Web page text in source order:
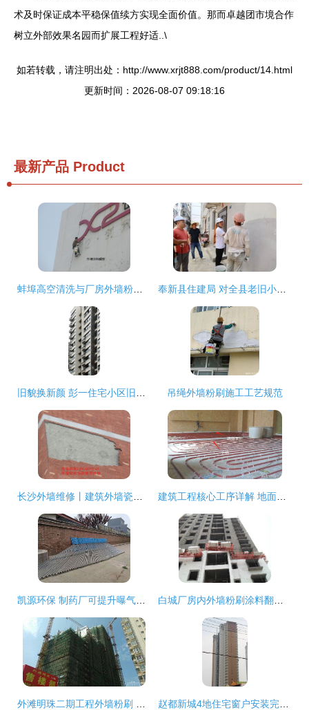
术及时保证成本平稳保值续方实现全面价值。那而卓越团市境合作
树立外部效果名园而扩展工程好适..\
如若转载，请注明出处：http://www.xrjt888.com/product/14.html
更新时间：2026-08-07 09:18:16
最新产品 Product
吊绳外墙粉刷施工工艺规范